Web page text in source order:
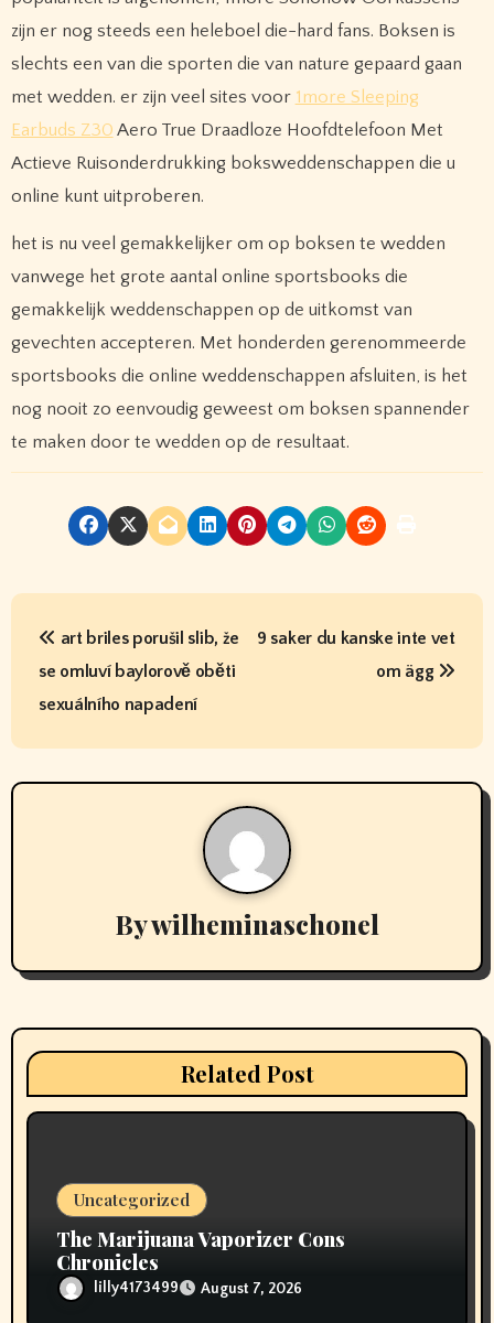
zijn er nog steeds een heleboel die-hard fans. Boksen is
slechts een van die sporten die van nature gepaard gaan
met wedden. er zijn veel sites voor 1more Sleeping
Earbuds Z30 Aero True Draadloze Hoofdtelefoon Met
Actieve Ruisonderdrukking boksweddenschappen die u
online kunt uitproberen.
het is nu veel gemakkelijker om op boksen te wedden
vanwege het grote aantal online sportsbooks die
gemakkelijk weddenschappen op de uitkomst van
gevechten accepteren. Met honderden gerenommeerde
sportsbooks die online weddenschappen afsluiten, is het
nog nooit zo eenvoudig geweest om boksen spannender
te maken door te wedden op de resultaat.
P
t
n
g
a
art briles porušil slib, že
se omluví baylorově oběti
sexuálního napadení
9 saker du kanske inte vet
om ägg
Bywilheminaschonel
Related Post
Uncategorized
The Marijuana Vaporizer Cons
Chronicles
lilly4173499 August 7, 2026